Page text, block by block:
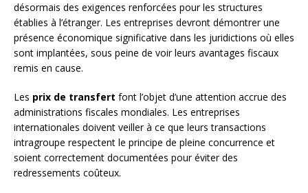
désormais des exigences renforcées pour les structures
établies à l’étranger. Les entreprises devront démontrer une
présence économique significative dans les juridictions où elles
sont implantées, sous peine de voir leurs avantages fiscaux
remis en cause.
Les prix de transfert font l’objet d’une attention accrue des
administrations fiscales mondiales. Les entreprises
internationales doivent veiller à ce que leurs transactions
intragroupe respectent le principe de pleine concurrence et
soient correctement documentées pour éviter des
redressements coûteux.